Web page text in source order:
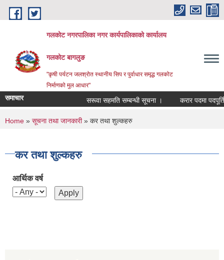
Skip to main content
गलकोट नगरपालिका नगर कार्यपालिकाको कार्यालय
गलकोट बागलुङ
"कृषी पर्यटन जलश्रोत स्थानीय सिप र पुर्वाधार समृद्ध गलकोट
निर्माणको मुल आधार"
समाचार सरूवा सहमति सम्बन्धी सूचना । करार पदमा
You are here
Home » सूचना तथा जानकारी» कर तथा शुल्कहरु
कर तथा शुल्कहरु
आर्थिक वर्ष